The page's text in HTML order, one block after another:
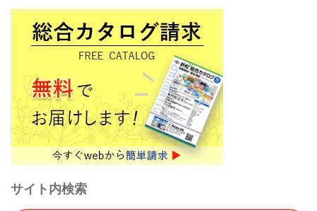
サイト内検索